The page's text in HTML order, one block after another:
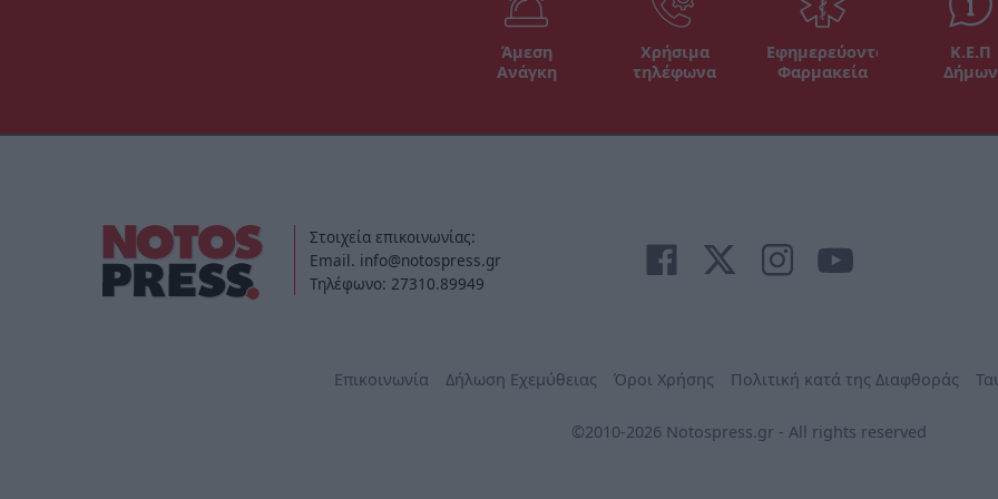
Άμεση
Ανάγκη
Χρήσιμα
τηλέφωνα
Εφημερεύοντα
Φαρμακεία
Κ.Ε.Π
Δήμων
Στοιχεία επικοινωνίας:
Email. info@notospress.gr
Τηλέφωνο: 27310.89949
Επικοινωνία Δήλωση Εχεμύθειας Όροι Χρήσης Πολιτική κατά της Διαφθοράς
©2010-2026 Notospress.gr - All rights reserved